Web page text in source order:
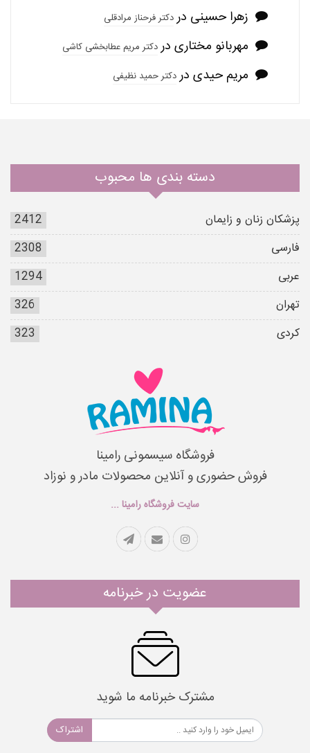
زهرا حسینی دردکتر فرحناز مرادقلی
مهربانو مختاری دردکتر مریم عطابخشی کاشی
مریم حیدی دردکتر حمید نظیفی
دسته بندی ها محبوب
پزشکان زنان و زایمان
2412
فارسی
2308
عربی
1294
تهران
326
کردی
323
فروشگاه سیسمونی رامینا
فروش حضوری و آنلاین محصولات مادر و نوزاد
سایت فروشگاه رامینا ...
عضویت در خبرنامه
مشترک خبرنامه ما شوید
اشتراک